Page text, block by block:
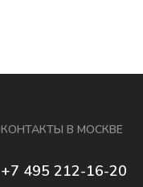
КОНТАКТЫ В МОСКВЕ
+7 495 212-16-20